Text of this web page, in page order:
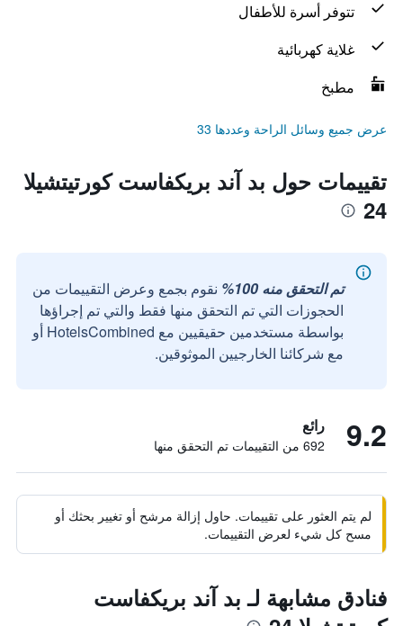
تتوفر أسرة للأطفال
غلاية كهربائية
مطبخ
عرض جميع وسائل الراحة وعددها 33
تقييمات حول بد آند بريكفاست كورتيتشيلا
24
تم التحقق منه 100%
نقوم بجمع وعرض التقييمات من
الحجوزات التي تم التحقق منها فقط والتي تم إجراؤها
بواسطة مستخدمين حقيقيين مع HotelsCombined أو
مع شركائنا الخارجيين الموثوقين.
9.2 رائع
692 من التقييمات تم التحقق منها
لم يتم العثور على تقييمات. حاول إزالة مرشح أو تغيير بحثك أو
مسح كل شيء لعرض التقييمات.
فنادق مشابهة لـ بد آند بريكفاست